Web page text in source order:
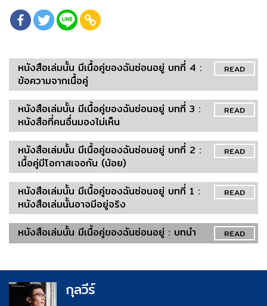
READ
หนังสือเล่มนั้น มีเนื้อคู่ของฉันซ่อนอยู่ บทที่ 4 :
ข้อความจากเนื้อคู่
READ
หนังสือเล่มนั้น มีเนื้อคู่ของฉันซ่อนอยู่ บทที่ 3 :
หนังสือที่คนอื่นมองไม่เห็น
READ
หนังสือเล่มนั้น มีเนื้อคู่ของฉันซ่อนอยู่ บทที่ 2 :
เนื้อคู่มีโอกาสเจอกัน (น้อย)
READ
หนังสือเล่มนั้น มีเนื้อคู่ของฉันซ่อนอยู่ บทที่ 1 :
หนังสือเล่มนั้นอาจมีอยู่จริง
READ
หนังสือเล่มนั้น มีเนื้อคู่ของฉันซ่อนอยู่ : บทนำ
กุลวีร์